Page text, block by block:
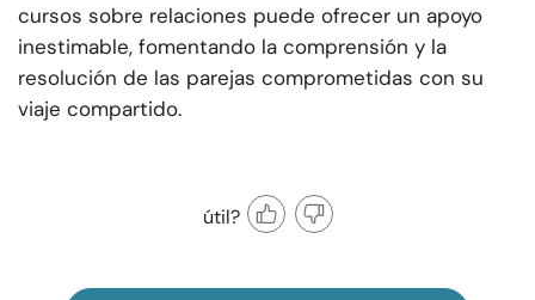
cursos sobre relaciones puede ofrecer un apoyo
inestimable, fomentando la comprensión y la
resolución de las parejas comprometidas con su
viaje compartido.
útil?